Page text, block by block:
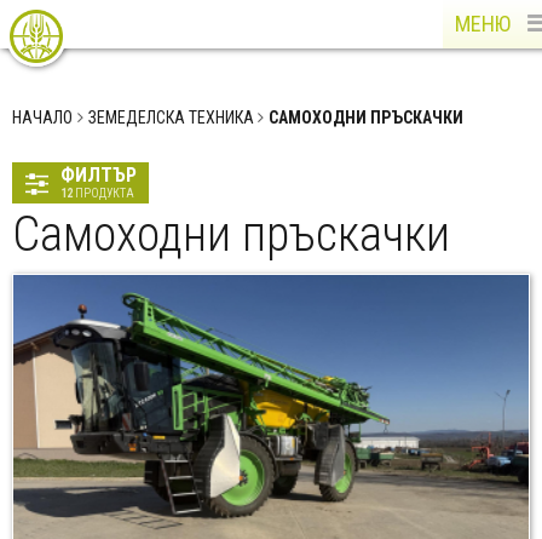
МЕНЮ
НАЧАЛО ЗЕМЕДЕЛСКА ТЕХНИКА САМОХОДНИ ПРЪСКАЧКИ
ФИЛТЪР
12 ПРОДУКТА
Самоходни пръскачки